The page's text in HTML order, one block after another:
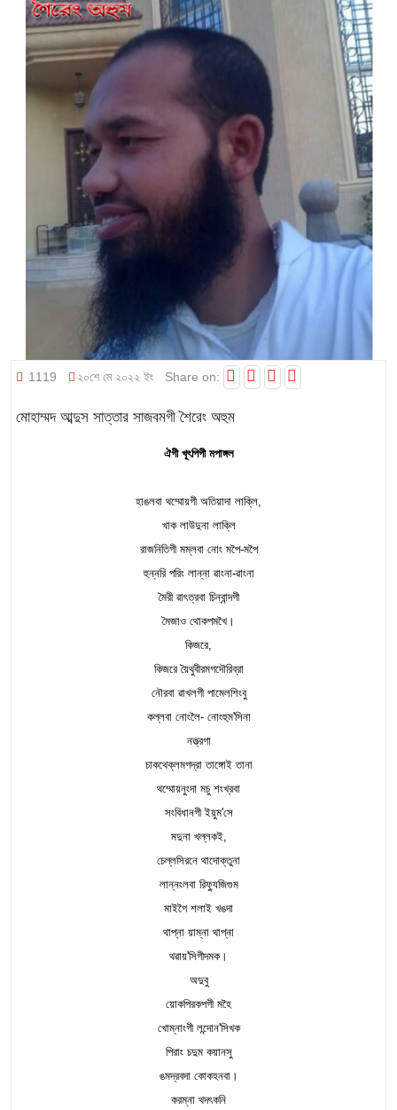
1119 ২০শে মে ২০২২ ইং Share on:
মোহাম্মদ আব্দুস সাত্তার সাজবমগী শৈরেং অহুম
ঐগী খূৎপিগী মপাঙ্গল
হাঙলবা থম্মোয়গী অতিয়াদা লাক্লি,
খাক লাউদুনা লাক্লি
রাজনিতিগী মম্লবা নোং মপৈ-মপৈ
হুন্নরি পরিং লান্না ৱাংনা-ৱাংনা
মৈরী ৱাৎত্রবা চিন্বান্দগী
মৈজাও থোকপমখৈ।
কিজরে,
কিজরে য়ৈথুবীরমগদৌরিব্রা
নৌরবা ৱাখলগী পামেলশিংবু
কল্লবা নোংলৈ- নোংহুম'সিনা
নত্ত্রগা
চাকথেক্লমগদ্রা তাঙ্গোই তানা
থম্মোয়নুংদা মচু শংখ্রবা
সংবিধানগী ইয়ুম'সে
মদুনা খল্লকই,
চেল্লসিরনে থাদোক্তুনা
লান্নংলবা রিফ্যুজিগুম
মাইগৈ শলাই খঙদা
থাপ্না য়াম্না থাপ্না
থৱায়'সিগীদমক।
অদুবু
য়োকপিরকপগী মহৈ
খোম্নাংগী লন্দোন'সিখক
পিরাং চদুম কয়ানসু
ঙমদ্রবদা কোকহনবা।
করম্না থদৎকনি